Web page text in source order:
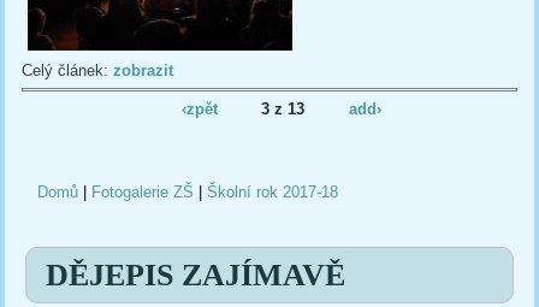
Celý článek:zobrazit
‹zpět 3 z 13 add›
Domů| Fotogalerie ZŠ Školní rok 2017-18
DĚJEPIS ZAJÍMAVĚ